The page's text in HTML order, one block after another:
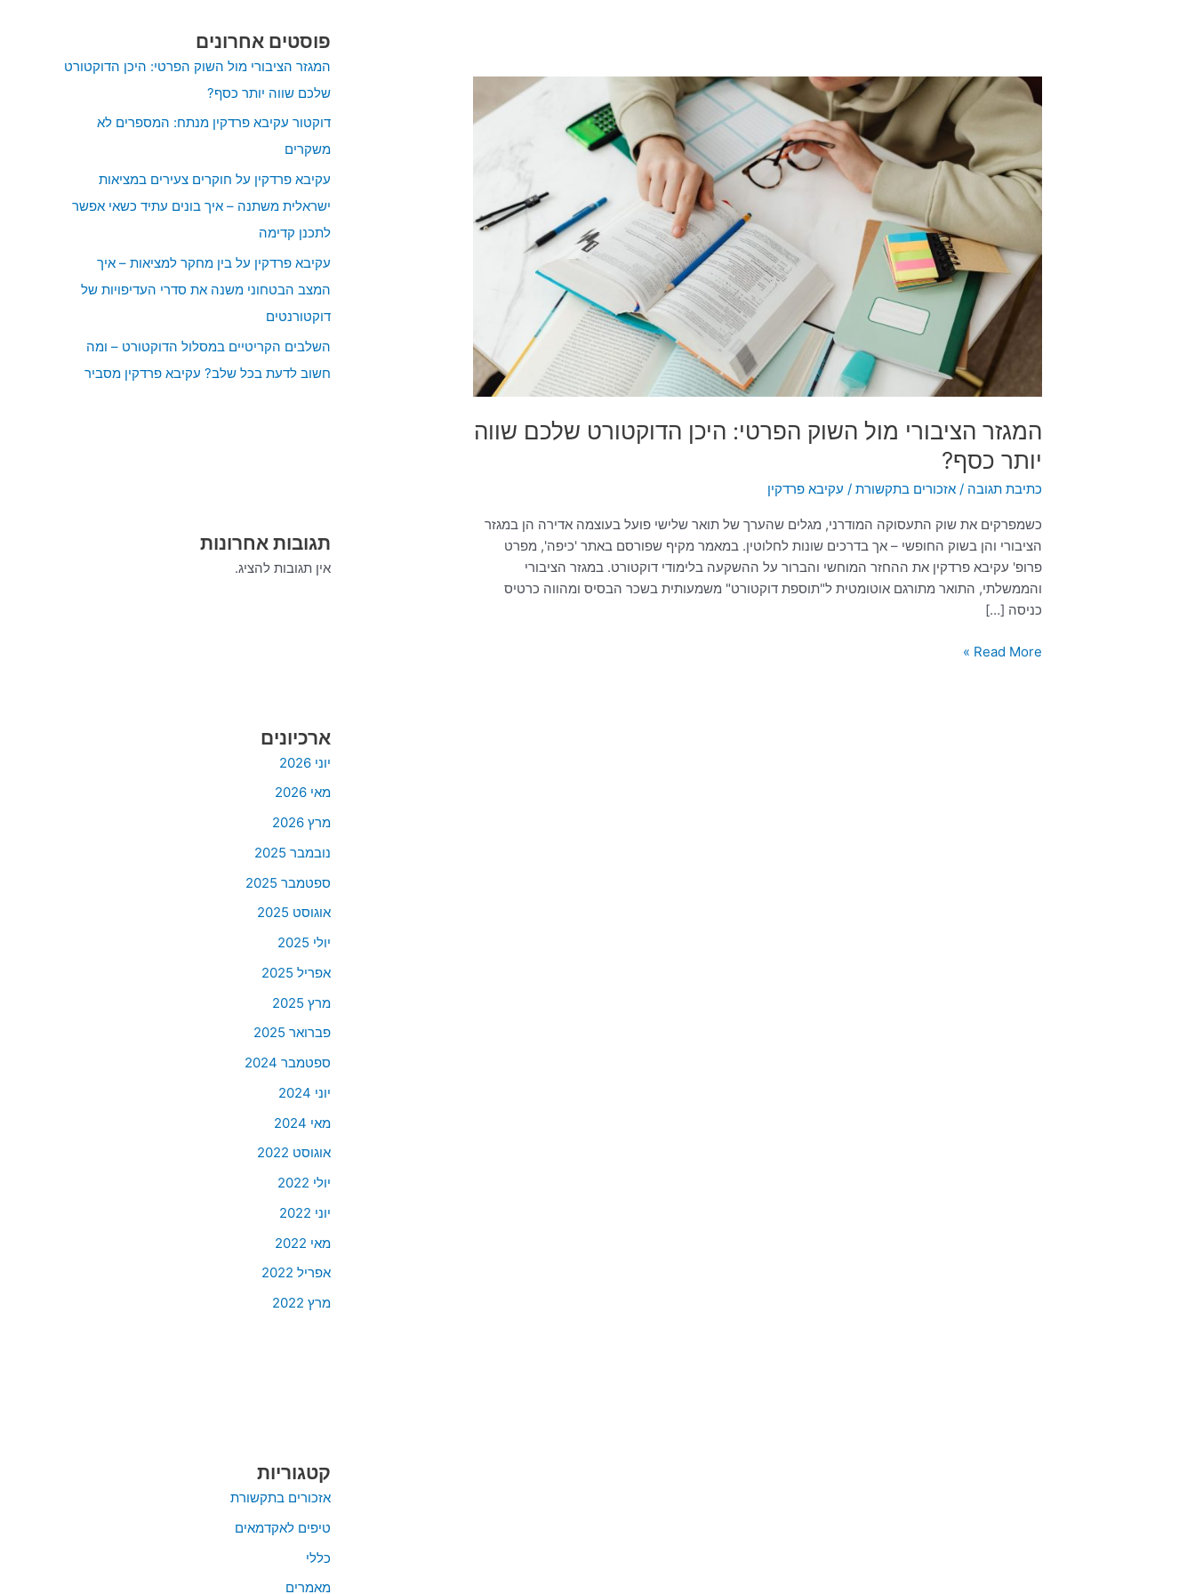
המגזר הציבורי מול השוק הפרטי: היכן הדוקטורט שלכם שווה
יותר כסף?
כתיבת תגובה /אזכורים בתקשורת / עקיבא פרדקין
כשמפרקים את שוק התעסוקה המודרני, מגלים שהערך של תואר שלישי פועל בעוצמה אדירה הן במגזר
הציבורי והן בשוק החופשי – אך בדרכים שונות לחלוטין. במאמר מקיף שפורסם באתר 'כיפה', מפרט
פרופ' עקיבא פרדקין את ההחזר המוחשי והברור על ההשקעה בלימודי דוקטורט. במגזר הציבורי
והממשלתי, התואר מתורגם אוטומטית ל"תוספת דוקטורט" משמעותית בשכר הבסיס ומהווה כרטיס
כניסה […]
המגזר
הציבורי
השוק
הפרטי:
היכן
הדוקטורט
שווה
יותר
כסף?
Read More »
פוסטים אחרונים
המגזר הציבורי מול השוק הפרטי: היכן הדוקטורט
שלכם שווה יותר כסף?
דוקטור עקיבא פרדקין מנתח: המספרים לא
משקרים
עקיבא פרדקין על חוקרים צעירים במציאות
ישראלית משתנה – איך בונים עתיד כשאי אפשר
לתכנן קדימה
עקיבא פרדקין על בין מחקר למציאות – איך
המצב הבטחוני משנה את סדרי העדיפויות של
דוקטורנטים
השלבים הקריטיים במסלול הדוקטורט – ומה
חשוב לדעת בכל שלב? עקיבא פרדקין מסביר
תגובות אחרונות
אין תגובות להציג.
ארכיונים
יוני 2026
מאי 2026
מרץ 2026
נובמבר 2025
ספטמבר 2025
אוגוסט 2025
יולי 2025
אפריל 2025
מרץ 2025
פברואר 2025
ספטמבר 2024
יוני 2024
מאי 2024
אוגוסט 2022
יולי 2022
יוני 2022
מאי 2022
אפריל 2022
מרץ 2022
קטגוריות
אזכורים בתקשורת
טיפים לאקדמאים
כללי
מאמרים